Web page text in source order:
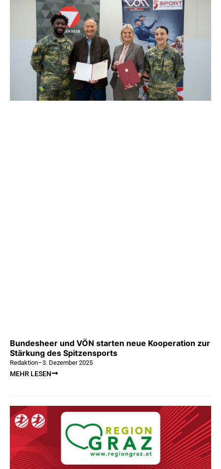
Bundesheer und VÖN starten neue Kooperation zur
Stärkung des Spitzensports
Redaktion–3. Dezember 2025
MEHR LESEN